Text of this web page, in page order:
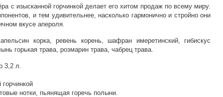
с изысканной горчинкой делает его хитом продаж по всему миру.
и тем удивительнее, насколько гармонично и стройно они
вкусе апероля.
корка, ревень корень, шафран имеретинский, гибискус
горькая трава, розмарин трава, чабрец трава.
3,2 л.
нотки, пьянящая горечь полыни.